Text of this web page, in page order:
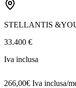
STELLANTIS
33.400 €
Iva inclusa
266,00€ Iva inclusa/